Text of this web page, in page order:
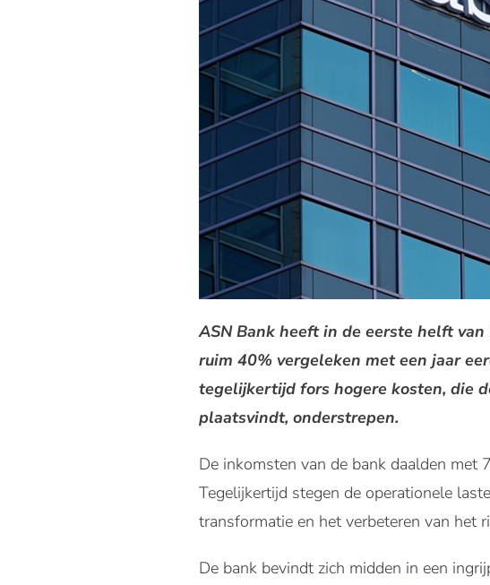
ASN Bank heeft in de eerste helft
ruim 40% vergeleken met een jaar
tegelijkertijd fors hogere kosten, die
plaatsvindt, onderstrepen.
De inkomsten van de bank daalden
Tegelijkertijd stegen de operationele
transformatie en het verbeteren van het
De bank bevindt zich midden in een